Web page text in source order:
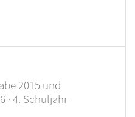
2015 und
· 4. Schuljahr